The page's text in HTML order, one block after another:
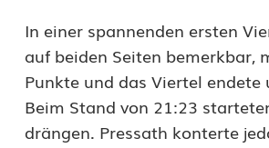
i
e
f
In einer spannenden ersten
auf beiden Seiten bemerkbar,
Punkte und das Viertel
Beim Stand von 21:23
drängen. Pressath konterte